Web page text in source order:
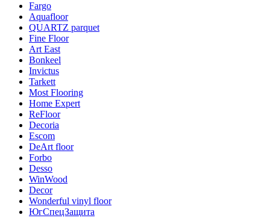
Fargo
Aquafloor
QUARTZ parquet
Fine Floor
Art East
Bonkeel
Invictus
Tarkett
Most Flooring
Home Expert
ReFloor
Decoria
Escom
DeArt floor
Forbo
Desso
WinWood
Decor
Wonderful vinyl floor
ЮгСпецЗащита